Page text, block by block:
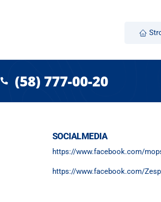
(58) 777-00-20
SOCIALMEDIA
https://www.facebook.com/
https://www.facebook.com/